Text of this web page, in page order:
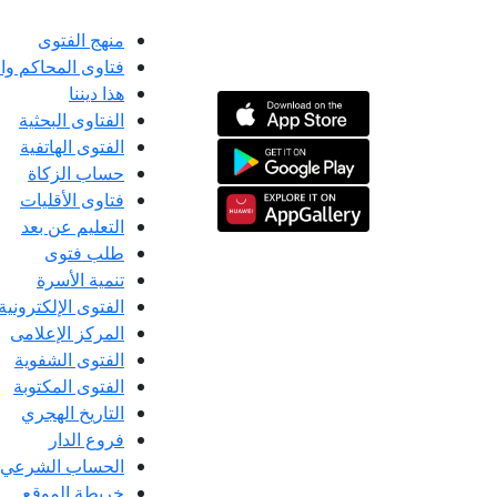
منهج الفتوى
فتاوى المحاكم
هذا ديننا
الفتاوى البحثية
الفتوى الهاتفية
حساب الزكاة
فتاوى الأقليات
التعليم عن بعد
طلب فتوى
تنمية الأسرة
الفتوى الإلكترونية
المركز الإعلامى
الفتوى الشفوية
الفتوى المكتوبة
التاريخ الهجري
فروع الدار
الحساب الشرعي